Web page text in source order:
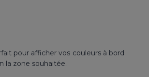
pour afficher vos couleurs à bord
la zone souhaitée.